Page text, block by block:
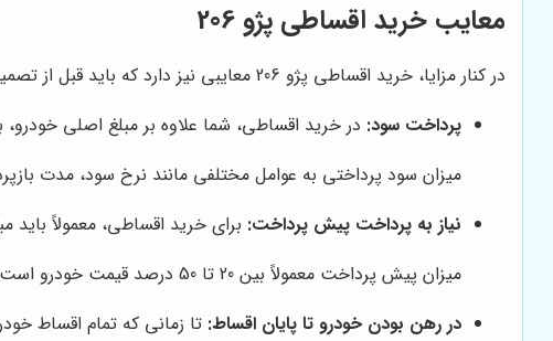
معایب خرید اقساطی پژو 206
در کنار مزایا، خرید اقساطی پژو 206 معایبی نیز دارد که باید قبل از تصمیم‌گیری به آن‌ها توجه کنید. برخی از مهم‌ترین این معایب عبارتند از:
پرداخت سود: در خرید اقساطی، شما علاوه بر مبلغ اصلی
میزان سود پرداختی به عوامل مختلفی مانند نرخ سود، مدت
نیاز به پرداخت پیش پرداخت: برای خرید اقساطی، معمولاً باید
میزان پیش پرداخت معمولاً بین 20 تا 50 درصد قیمت خودرو است.
در رهن بودن خودرو تا پایان اقساط: تا زمانی که تمام اقساط